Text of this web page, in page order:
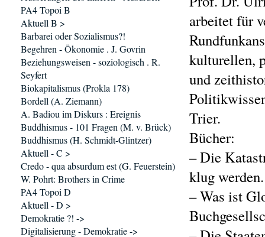
arbeitet für
kulturellen,
und
Trier.
Bücher:
– Die
klug
– Was ist
PA4 Topoi B
Aktuell B >
Barbarei oder Sozialismus?!
Begehren - Ökonomie . J. Govrin
Beziehungsweisen - soziologisch . R.
Seyfert
Biokapitalismus (Prokla 178)
Bordell (A. Ziemann)
A. Badiou im Diskurs : Ereignis
Buddhismus - 101 Fragen (M. v. Brück)
Buddhismus (H. Schmidt-Glintzer)
Aktuell - C >
Credo - qua absurdum est (G. Feuerstein)
W. Pohrt: Brothers in Crime
PA4 Topoi D
Aktuell - D >
Demokratie ?! ->
Digitalisierung - Demokratie ->